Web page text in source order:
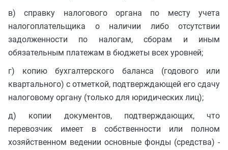
в) справку налогового органа по месту учета
налогоплательщика о наличии либо отсутствии
задолженности по налогам, сборам и иным
обязательным платежам в бюджеты всех уровней;
г) копию бухгалтерского баланса (годового или
квартального) с отметкой, подтверждающей его сдачу
налоговому органу (только для юридических лиц);
д) копии документов, подтверждающих, что
перевозчик имеет в собственности или полном
хозяйственном ведении основные фонды (средства) -